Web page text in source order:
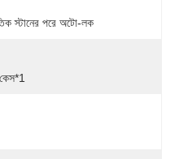
স্টানের পরে অটো-লক